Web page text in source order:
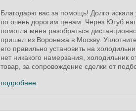
Благодарю вас за помощь! Долго искала
по очень дорогим ценам. Через Ютуб
помогла меня разобраться
пришел из Воронежа в Москву.
его правильно установить на
нет никакого намерзания,
товар, за сопровождение сделки от
подробнее